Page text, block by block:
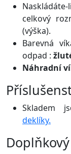
celkový
(výška).
Barevná
odpad :
Náhradní
Skladem
deklíky.